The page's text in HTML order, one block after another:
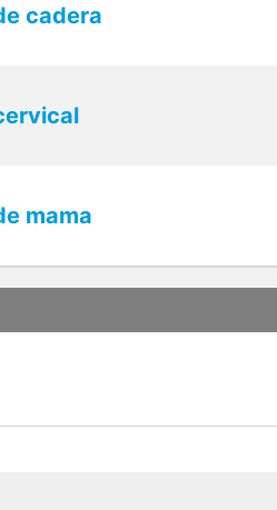
cadera
mama